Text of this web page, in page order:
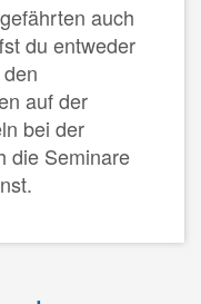
auch
du entweder
auf der
bei der
die Seminare